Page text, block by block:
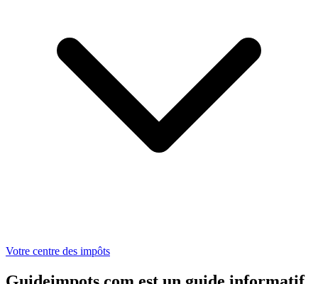
Votre centre des impôts